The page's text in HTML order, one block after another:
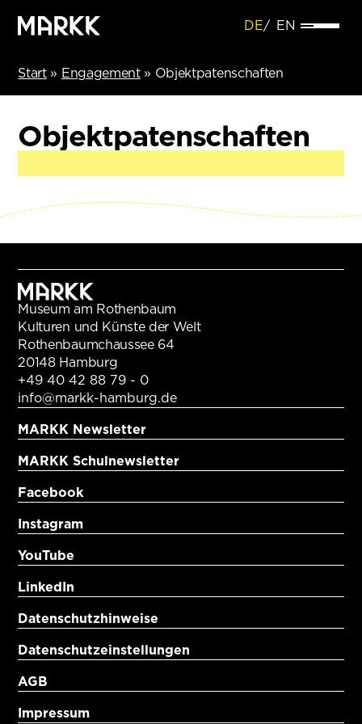
DE EN
Start» Engagement» Objektpatenschaften
Objektpatenschaften
Museum am Rothenbaum
Kulturen und Künste der Welt
Rothenbaumchaussee 64
20148 Hamburg
+49 40 42 88 79 - 0
info@markk-hamburg.de
MARKK Newsletter
MARKK Schulnewsletter
Facebook
Instagram
YouTube
LinkedIn
Datenschutzhinweise
Datenschutzeinstellungen
AGB
Impressum